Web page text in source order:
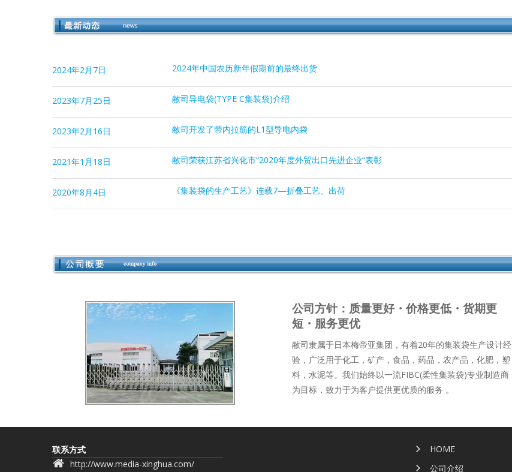
2024年2月7日 2024年中国农历新年假期前的最终出货
2023年7月25日 敝司导电袋(TYPE C集装袋)介绍
2023年2月16日 敝司开发了带内拉筋的L1型导电内袋
2021年1月18日 敝司荣获江苏省兴化市“2020年度外贸出口先进企业“表彰
2020年8月4日 《集装袋的生产工艺》连载7—折叠工艺、出荷
公司方针：质量更好・价格更低・货期更
短・服务更优
敝司隶属于日本梅帝亚集团，有着20年的集装袋生产设计经
验，广泛用于化工，矿产，食品，药品，农产品，化肥，塑
料，水泥等。我们始终以一流FIBC(柔性集装袋)专业制造商
为目标，致力于为客户提供更优质的服务 。
联系方式
http://www.media-xinghua.com/
HOME
公司介绍